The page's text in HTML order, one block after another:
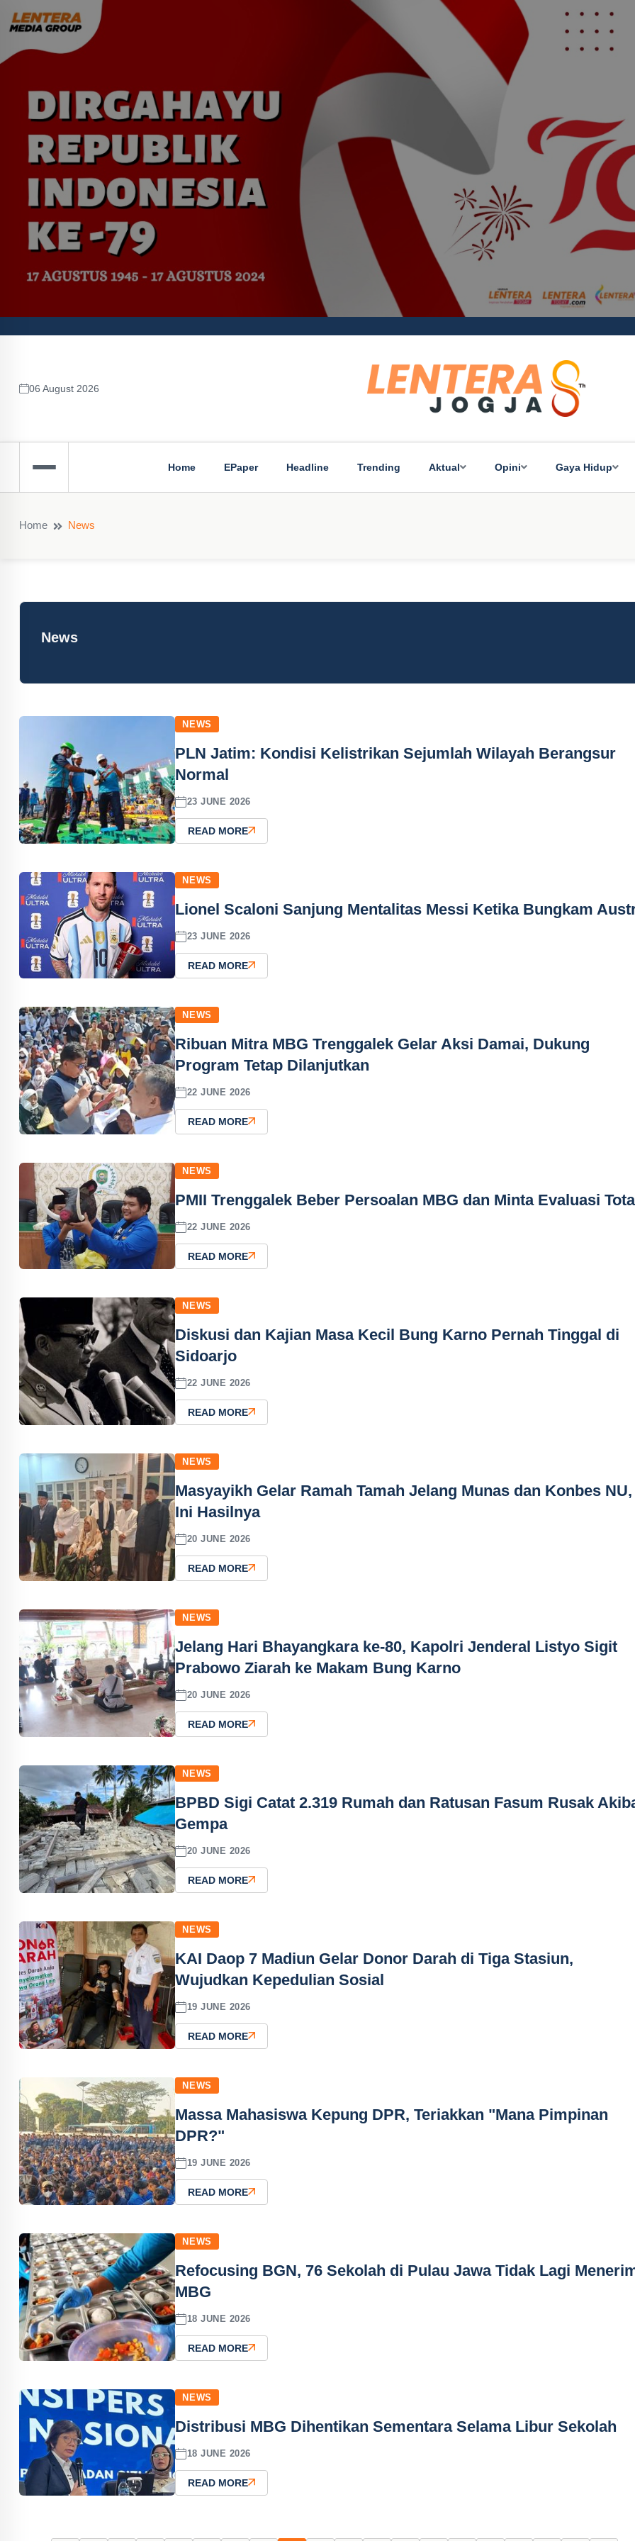
06 August 2026
Home EPaper Headline Trending Aktual Opini Gaya Hidup
Home News
News
NEWS
PLN Jatim: Kondisi Kelistrikan Sejumlah Wilayah Berangsur
Normal
23 JUNE 2026
READ MORE
NEWS
Lionel Scaloni Sanjung Mentalitas Messi Ketika Bungkam
23 JUNE 2026
READ MORE
NEWS
Ribuan Mitra MBG Trenggalek Gelar Aksi Damai, Dukung
Program Tetap Dilanjutkan
22 JUNE 2026
READ MORE
NEWS
PMII Trenggalek Beber Persoalan MBG dan Minta Evaluasi
22 JUNE 2026
READ MORE
NEWS
Diskusi dan Kajian Masa Kecil Bung Karno Pernah Tinggal di
Sidoarjo
22 JUNE 2026
READ MORE
NEWS
Masyayikh Gelar Ramah Tamah Jelang Munas dan Konbes NU,
Ini Hasilnya
20 JUNE 2026
READ MORE
NEWS
Jelang Hari Bhayangkara ke-80, Kapolri Jenderal Listyo Sigit
Prabowo Ziarah ke Makam Bung Karno
20 JUNE 2026
READ MORE
NEWS
BPBD Sigi Catat 2.319 Rumah dan Ratusan Fasum Rusak
Gempa
20 JUNE 2026
READ MORE
NEWS
KAI Daop 7 Madiun Gelar Donor Darah di Tiga Stasiun,
Wujudkan Kepedulian Sosial
19 JUNE 2026
READ MORE
NEWS
Massa Mahasiswa Kepung DPR, Teriakkan "Mana Pimpinan
DPR?"
19 JUNE 2026
READ MORE
NEWS
Refocusing BGN, 76 Sekolah di Pulau Jawa Tidak Lagi
MBG
18 JUNE 2026
READ MORE
NEWS
Distribusi MBG Dihentikan Sementara Selama Libur Sekolah
18 JUNE 2026
READ MORE